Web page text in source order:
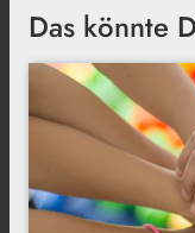
Das könnte